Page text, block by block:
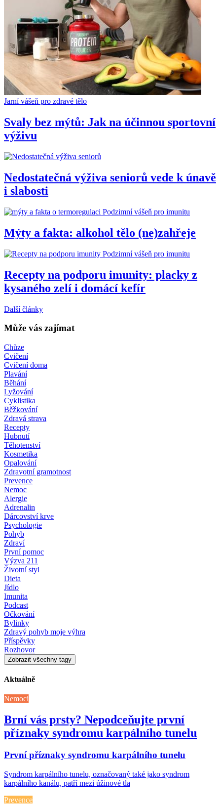
Jarní vášeň pro zdravé tělo
Svaly bez mýtů: Jak na účinnou sportovní
výživu
Nedostatečná výživa seniorů vede k únavě
i slabosti
Podzimní vášeň pro imunitu
Mýty a fakta: alkohol tělo (ne)zahřeje
Podzimní vášeň pro imunitu
Recepty na podporu imunity: placky z
kysaného zelí i domácí kefír
Další články
Může vás zajímat
Chůze
Cvičení
Cvičení doma
Plavání
Běhání
Lyžování
Cyklistika
Běžkování
Zdravá strava
Recepty
Hubnutí
Těhotenství
Kosmetika
Opalování
Zdravotní gramotnost
Prevence
Nemoc
Alergie
Adrenalin
Dárcovství krve
Psychologie
Pohyb
Zdraví
První pomoc
Výzva 211
Životní styl
Dieta
Jídlo
Imunita
Podcast
Očkování
Bylinky
Zdravý pohyb moje výhra
Příspěvky
Rozhovor
Zobrazit všechny tagy
Aktuálně
Nemoci
Brní vás prsty? Nepodceňujte první
příznaky syndromu karpálního tunelu
První příznaky syndromu karpálního tunelu
Syndrom karpálního tunelu, označovaný také jako syndrom
karpálního kanálu, patří mezi úžinové tla
Prevence